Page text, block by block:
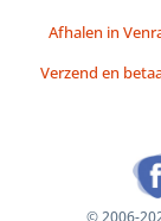
Afhalen in
Verzend en